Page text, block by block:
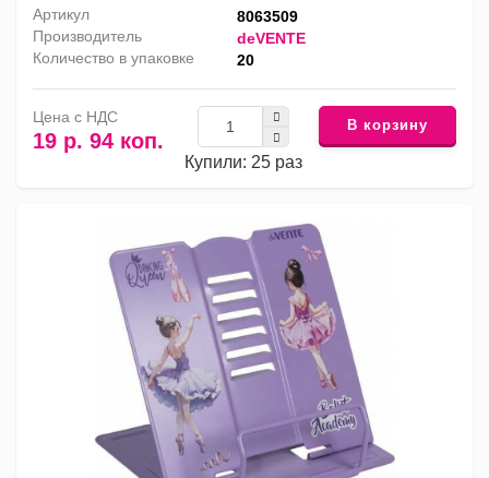
Артикул
8063509
Производитель
deVENTE
Количество в упаковке
20
Цена с НДС
19 р. 94 коп.
Купили: 25 раз
В корзину